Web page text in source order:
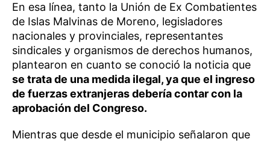
En esa línea, tanto la Unión de Ex Combatientes
de Islas Malvinas de Moreno, legisladores
nacionales y provinciales, representantes
sindicales y organismos de derechos humanos,
plantearon en cuanto se conoció la noticia que
se trata de una medida ilegal, ya que el ingreso
de fuerzas extranjeras debería contar con la
aprobación del Congreso.
Mientras que desde el municipio señalaron que